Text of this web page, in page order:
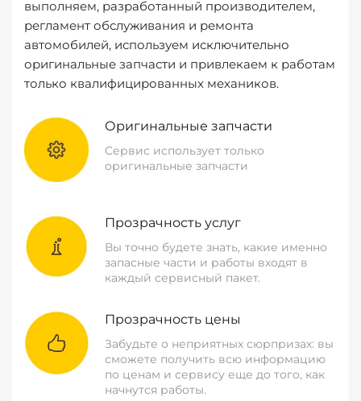
выполняем, разработанный производителем,
регламент обслуживания и ремонта
автомобилей, используем исключительно
оригинальные запчасти и привлекаем к работам
только квалифицированных механиков.
Оригинальные запчасти
Сервис использует только
оригинальные запчасти
Прозрачность услуг
Вы точно будете знать, какие именно
запасные части и работы входят в
каждый сервисный пакет.
Прозрачность цены
Забудьте о неприятных сюрпризах: вы
сможете получить всю информацию
по ценам и сервису еще до того, как
начнутся работы.